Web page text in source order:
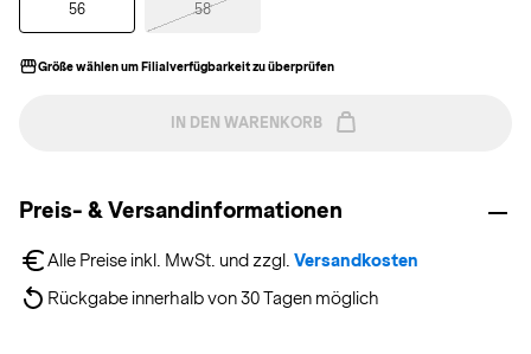
56 58
Größe wählen um Filialverfügbarkeit zu überprüfen
IN DEN WARENKORB
Preis- & Versandinformationen
Alle Preise inkl. MwSt. und zzgl. Versandkosten
Rückgabe innerhalb von 30 Tagen möglich